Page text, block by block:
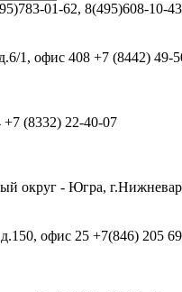
01-62, 8(495)608-10-43
1, офис 408 +7 (8442) 49-
+7 (8332) 22-40-07
округ - Югра,
офис 25 +7(846) 205